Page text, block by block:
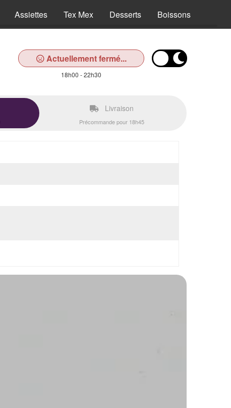
Assiettes Tex Mex Desserts Boissons
Actuellement fermé...
18h00 - 22h30
Livraison
Précommande pour 18h45